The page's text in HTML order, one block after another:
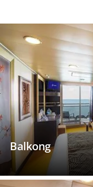
Balkong